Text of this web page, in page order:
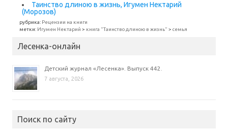
Таинство длиною в жизнь, Игумен Нектарий
(Морозов)
рубрика: Рецензии на книги
метки: Игумен Нектарий > книга "Таинство длиною в жизнь" > семья
Лесенка-онлайн
Детский журнал «Лесенка». Выпуск 442.
7 августа, 2026
Поиск по сайту